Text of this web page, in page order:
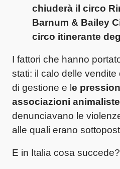
chiuderà il circo
Barnum & Bailey
circo itinerante
I fattori che hanno
stati: il calo delle
di gestione e e
associazioni animaliste
denunciavano le
alle quali erano
E in Italia cosa succede?